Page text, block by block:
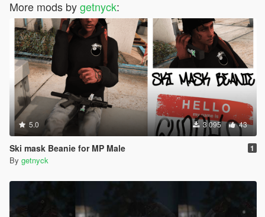
More mods bygetnyck:
5.0 3 095 43
Ski mask Beanie for MP Male 1
By getnyck